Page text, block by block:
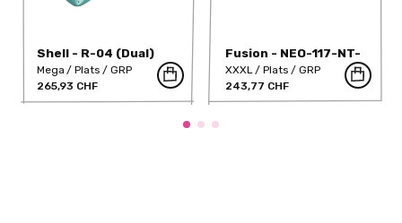
Shell - R-04 (Dual)
Mega Plats
GRP
265,93 CHF
Fusion - NEO-117-NT-
GRP
XXXL Plats
GRP
243,77 CHF